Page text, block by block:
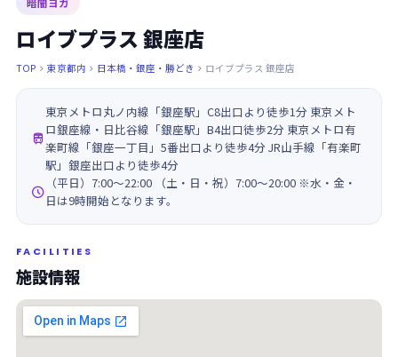
ロイブプラス 銀座店
TOP  東京都内  日本橋・銀座・勝どき  ロイブプラス 銀座店

東京メトロ丸ノ内線「銀座駅」C8出口より徒歩1分 東京メト
ロ銀座線・日比谷線「銀座駅」B4出口徒歩2分 東京メトロ有
楽町線「銀座一丁目」5番出口より徒歩4分 JR山手線「有楽町
駅」銀座出口より徒歩4分

（平日）7:00～22:00 （土・日・祝）7:00～20:00 ※水・金・
日は9時開始となります。
FACILITIES
施設情報